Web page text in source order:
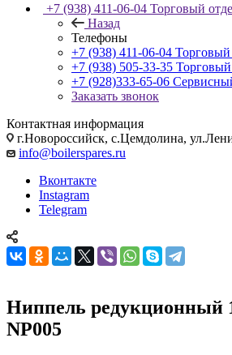
+7 (938) 411-06-04 Торговый
Назад
Телефоны
+7 (938) 411-06-04 Торговый
+7 (938) 505-33-35 Торговый
+7 (928)333-65-06
Заказать звонок
Контактная информация
г.Новороссийск, с.Цемдолина,
info@boilerspares.ru
Вконтакте
Instagram
Telegram
Ниппель редукционный
NP005